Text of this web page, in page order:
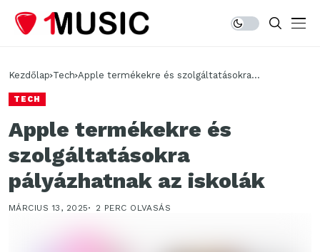
Kezdőlap Tech Apple termékekre és szolgáltatásokra
TECH
Apple termékekre és
szolgáltatásokra
pályázhatnak az iskolák
MÁRCIUS 13, 2025 2 PERC OLVASÁS